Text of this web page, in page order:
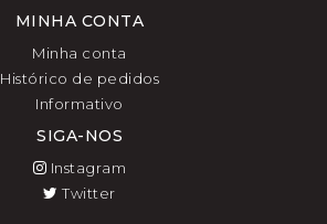
MINHA CONTA
Minha conta
Histórico de pedidos
Informativo
SIGA-NOS
Instagram
Twitter